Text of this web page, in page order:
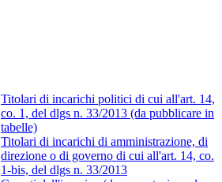
Titolari di incarichi politici di cui all'art. 14,
co. 1, del dlgs n. 33/2013 (da pubblicare in
tabelle)
Titolari di incarichi di amministrazione, di
direzione o di governo di cui all'art. 14, co.
1-bis, del dlgs n. 33/2013